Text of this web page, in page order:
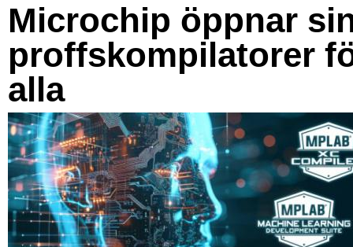
Microchip öppnar
proffskompilatorer
alla